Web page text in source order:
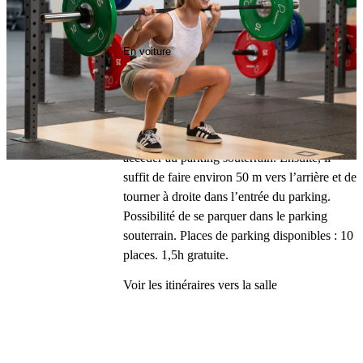
Fermer
Fermer
Fermer
Fermer
Fermer
Se rendre à PureGym
En voiture
Le gym se trouve directement derrière la
rotonde, au bout de la Bahnhofstrasse.
Depuis la Bahnhofstrasse, il est possible de
tourner à droite devant le Bolero Café pour
accéder au parking souterrain. Ensuite, il
suffit de faire environ 50 m vers l’arrière et de
tourner à droite dans l’entrée du parking.
Possibilité de se parquer dans le parking
souterrain. Places de parking disponibles : 10
places. 1,5h gratuite.
Voir les itinéraires vers la salle